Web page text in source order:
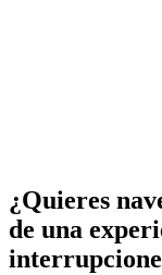
¿Quieres
de una